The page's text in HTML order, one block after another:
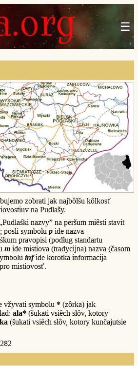
☰
zobrati jak najbôlšu kôlkosť
na Pudlašy.
nazvy” na peršum miêsti stavit
posli symbolu p ide nazva
pravopisi (podług standartu
m ide mistiova (tradycijna) nazva (časom
infide korotka informacija
mistiovosť.
vžyvati symbolu * (zôrka) jak
ala* (šukati vsiêch słôv, kotory
(šukati vsiêch słôv, kotory kunčajutsie